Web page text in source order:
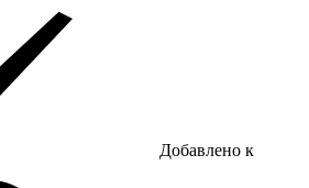
Добавлено к